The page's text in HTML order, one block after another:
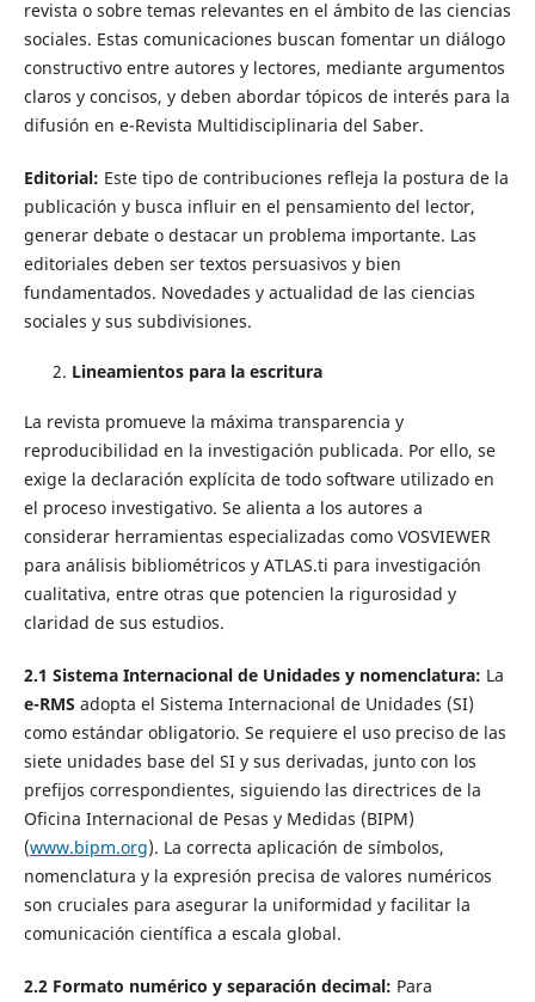
revista o sobre temas relevantes en el ámbito de las ciencias
sociales. Estas comunicaciones buscan fomentar un diálogo
constructivo entre autores y lectores, mediante argumentos
claros y concisos, y deben abordar tópicos de interés para la
difusión en e-Revista Multidisciplinaria del Saber.
Editorial: Este tipo de contribuciones refleja la postura de la
publicación y busca influir en el pensamiento del lector,
generar debate o destacar un problema importante. Las
editoriales deben ser textos persuasivos y bien
fundamentados. Novedades y actualidad de las ciencias
sociales y sus subdivisiones.
Lineamientos para la escritura
La revista promueve la máxima transparencia y
reproducibilidad en la investigación publicada. Por ello, se
exige la declaración explícita de todo software utilizado en
el proceso investigativo. Se alienta a los autores a
considerar herramientas especializadas como VOSVIEWER
para análisis bibliométricos y ATLAS.ti para investigación
cualitativa, entre otras que potencien la rigurosidad y
claridad de sus estudios.
2.1 Sistema Internacional de Unidades y nomenclatura: La
e-RMS adopta el Sistema Internacional de Unidades (SI)
como estándar obligatorio. Se requiere el uso preciso de las
siete unidades base del SI y sus derivadas, junto con los
prefijos correspondientes, siguiendo las directrices de la
Oficina Internacional de Pesas y Medidas (BIPM)
(www.bipm.org). La correcta aplicación de símbolos,
nomenclatura y la expresión precisa de valores numéricos
son cruciales para asegurar la uniformidad y facilitar la
comunicación científica a escala global.
2.2 Formato numérico y separación decimal: Para